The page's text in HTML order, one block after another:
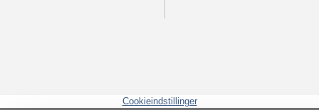
Cookieindstillinger